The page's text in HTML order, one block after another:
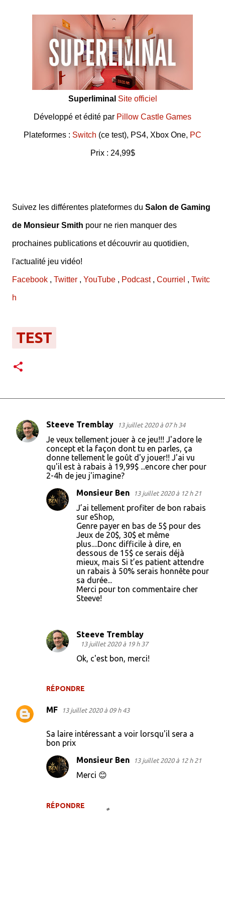
Superliminal Site officiel
Développé et édité par Pillow Castle Games
Plateformes : Switch (ce test), PS4, Xbox One, PC
Prix : 24,99$
Suivez les différentes plateformes du Salon de Gaming
de Monsieur Smith pour ne rien manquer des
prochaines publications et découvrir au quotidien,
l'actualité jeu vidéo!
Facebook , Twitter , YouTube , Podcast, Courriel , Twitc
h
TEST
C
Steeve Tremblay 13 juillet 2020 à 07 h 34
Je veux tellement jouer à ce jeu!!! J'adore le
concept et la façon dont tu en parles, ça
donne tellement le goût d'y jouer!! J'ai vu
qu'il est à rabais à 19,99$ ...encore cher pour
2-4h de jeu j'imagine?
RÉPONDRE
Monsieur Ben 13 juillet 2020 à 12 h 21
J’ai tellement profiter de bon rabais
sur eShop,
Genre payer en bas de 5$ pour des
Jeux de 20$, 30$ et même
plus....Donc difficile à dire, en
dessous de 15$ ce serais déjà
mieux, mais Si t’es patient attendre
un rabais à 50% serais honnête pour
sa durée...
Merci pour ton commentaire cher
Steeve!
Steeve Tremblay
13 juillet 2020 à 19 h 37
Ok, c'est bon, merci!
MF 13 juillet 2020 à 09 h 43
Sa laire intéressant a voir lorsqu'il sera a
bon prix
RÉPONDRE
Monsieur Ben 13 juillet 2020 à 12 h 21
Merci 😊